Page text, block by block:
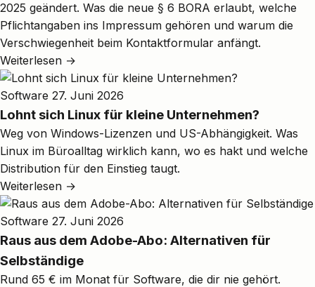
2025 geändert. Was die neue § 6 BORA erlaubt, welche
Pflichtangaben ins Impressum gehören und warum die
Verschwiegenheit beim Kontaktformular anfängt.
Weiterlesen →
Software 27. Juni 2026
Lohnt sich Linux für kleine Unternehmen?
Weg von Windows-Lizenzen und US-Abhängigkeit. Was
Linux im Büroalltag wirklich kann, wo es hakt und welche
Distribution für den Einstieg taugt.
Weiterlesen →
Software 27. Juni 2026
Raus aus dem Adobe-Abo: Alternativen für
Selbständige
Rund 65 € im Monat für Software, die dir nie gehört.